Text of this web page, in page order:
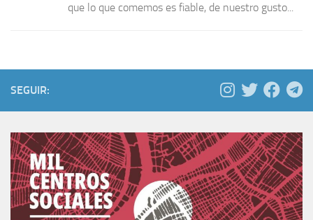
que lo que comemos es fiable, de nuestro gusto...
SEGUIR: